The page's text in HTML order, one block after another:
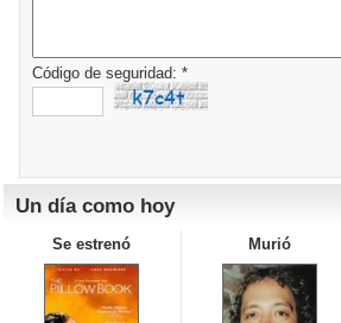
Código de seguridad: *
Un día como hoy
Se estrenó Murió